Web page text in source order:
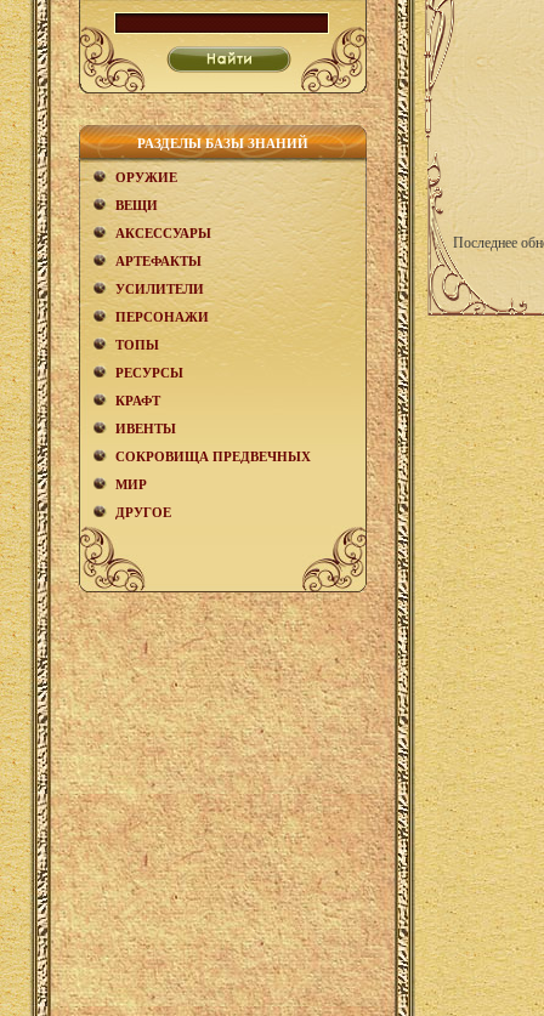
РАЗДЕЛЫ БАЗЫ ЗНАНИЙ
ОРУЖИЕ
ВЕЩИ
АКCЕСCУАРЫ
АРТЕФАКТЫ
УСИЛИТЕЛИ
ПЕРСОНАЖИ
ТОПЫ
РЕСУРСЫ
КРАФТ
ИВЕНТЫ
СОКРОВИЩА ПРЕДВЕЧНЫХ
МИР
ДРУГОЕ
Последнее